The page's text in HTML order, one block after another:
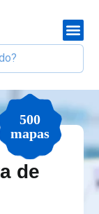
500
mapas
de